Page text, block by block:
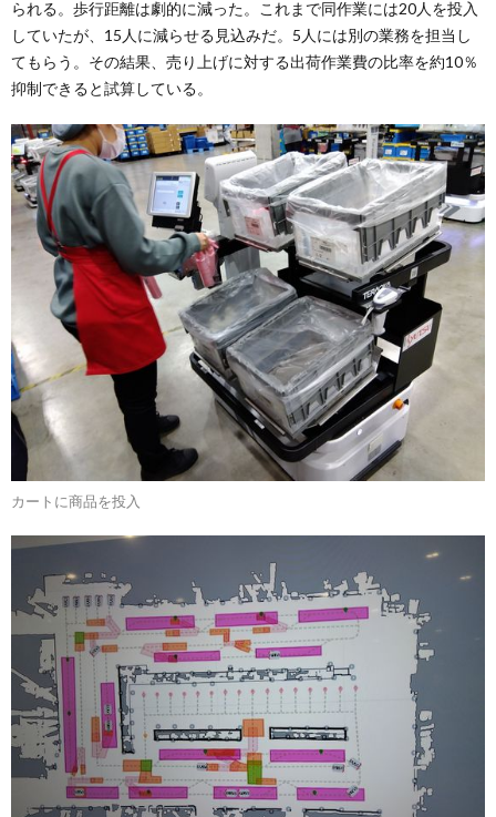
られる。歩行距離は劇的に減った。これまで同作業には20人を投入
していたが、15人に減らせる見込みだ。5人には別の業務を担当し
てもらう。その結果、売り上げに対する出荷作業費の比率を約10％
抑制できると試算している。
カートに商品を投入